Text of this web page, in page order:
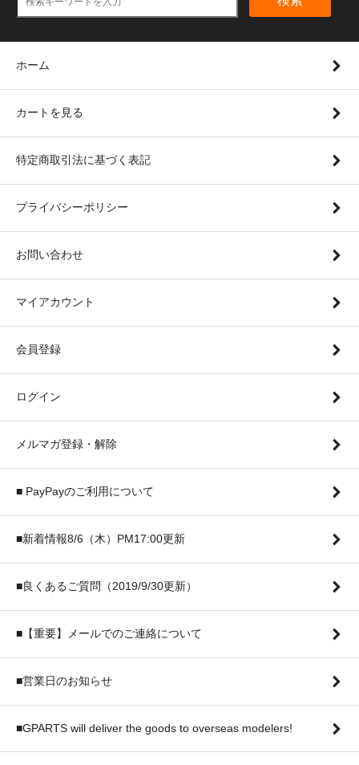
ホーム
カートを見る
特定商取引法に基づく表記
プライバシーポリシー
お問い合わせ
マイアカウント
会員登録
ログイン
メルマガ登録・解除
■ PayPayのご利用について
■新着情報8/6（木）PM17:00更新
■良くあるご質問（2019/9/30更新）
■【重要】メールでのご連絡について
■営業日のお知らせ
■GPARTS will deliver the goods to overseas modelers!